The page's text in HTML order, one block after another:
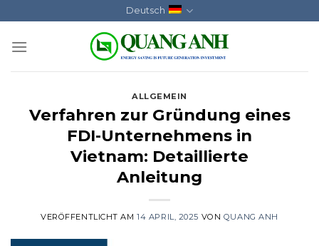
to
content
Deutsch
ALLGEMEIN
Verfahren zur Gründung eines
FDI-Unternehmens in
Vietnam: Detaillierte
Anleitung
VERÖFFENTLICHT AM14 APRIL, 2025 VON QUANG ANH